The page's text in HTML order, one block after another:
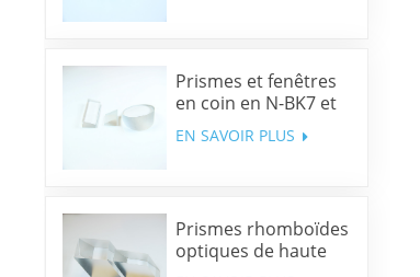
Prismes et fenêtres
en coin en N-BK7 et
silice fondue
EN SAVOIR PLUS
Prismes rhomboïdes
optiques de haute
précision